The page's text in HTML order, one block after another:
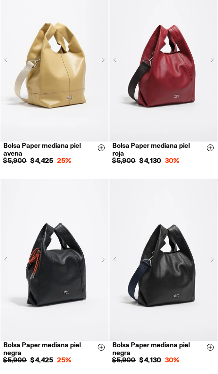
Previous Next
Bolsa Paper mediana piel
avena
$ 5,900 $ 4,425 25%
Size & Add
Previous
Bolsa Paper mediana piel
roja
$ 5,900 $ 4,130 30%
Previous Next
Bolsa Paper mediana piel
negra
$ 5,900 $ 4,425 25%
Size & Add
Previous
Bolsa Paper mediana piel
negra
$ 5,900 $ 4,130 30%